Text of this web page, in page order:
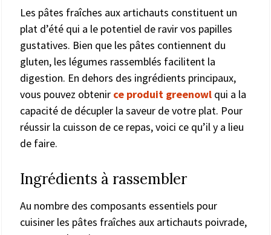
Les pâtes fraîches aux artichauts constituent un
plat d’été qui a le potentiel de ravir vos papilles
gustatives. Bien que les pâtes contiennent du
gluten, les légumes rassemblés facilitent la
digestion. En dehors des ingrédients principaux,
vous pouvez obtenir ce produit greenowl qui a la
capacité de décupler la saveur de votre plat. Pour
réussir la cuisson de ce repas, voici ce qu’il y a lieu
de faire.
Ingrédients à rassembler
Au nombre des composants essentiels pour
cuisiner les pâtes fraîches aux artichauts poivrade,